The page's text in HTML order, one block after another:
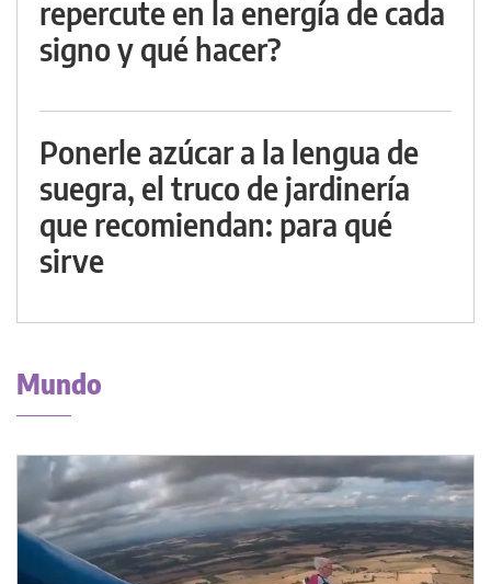
repercute en la energía de cada
signo y qué hacer?
Ponerle azúcar a la lengua de
suegra, el truco de jardinería
que recomiendan: para qué
sirve
Mundo